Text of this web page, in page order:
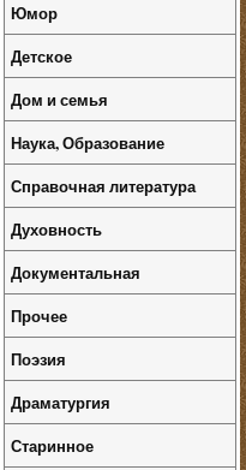
Юмор
Детское
Дом и семья
Наука, Образование
Справочная литература
Духовность
Документальная
Прочее
Поэзия
Драматургия
Старинное